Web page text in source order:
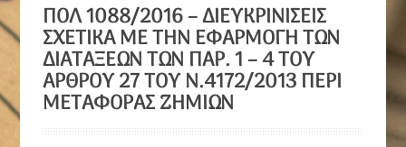
ΠΟΛ 1088/2016 – ΔΙΕΥΚΡΙΝΊΣΕΙΣ
ΣΧΕΤΙΚΆ ΜΕ ΤΗΝ ΕΦΑΡΜΟΓΉ ΤΩΝ
ΔΙΑΤΆΞΕΩΝ ΤΩΝ ΠΑΡ. 1 – 4 ΤΟΥ
ΆΡΘΡΟΥ 27 ΤΟΥ N.4172/2013 ΠΕΡΊ
ΜΕΤΑΦΟΡΆΣ ΖΗΜΙΏΝ